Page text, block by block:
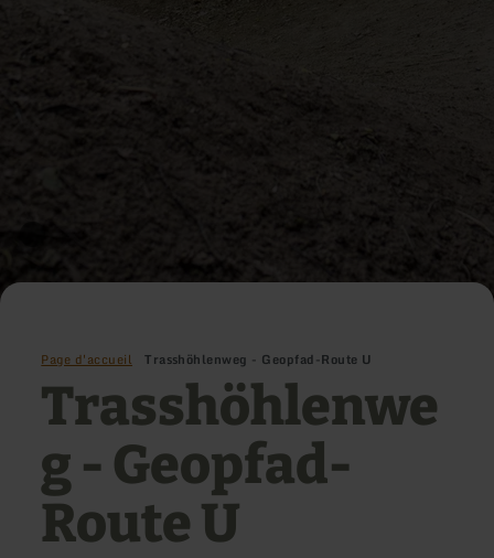
Page d'accueil Trasshöhlenweg - Geopfad-Route U
Trasshöhlenwe
g - Geopfad-
Route U